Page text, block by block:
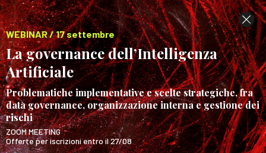
WEBINAR / 17 settembre
La governance dell’Intelligenza
Artificiale
Problematiche implementative e scelte strategiche, fra
data governance, organizzazione interna e gestione dei
rischi
ZOOM MEETING
Offerte per iscrizioni entro il 27/08